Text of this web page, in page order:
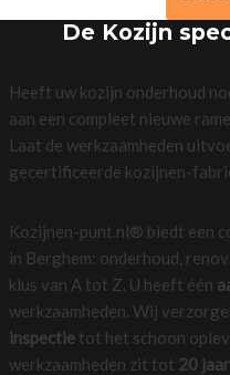
De Kozijn
Heeft uw kozijn onderhoud
aan een compleet nieuwe
Laat de werkzaamheden
gecertificeerde kozijnen-
Kozijnen-punt.nl® biedt een
in Berghem: onderhoud,
klus van A tot Z. U heeft één
werkzaamheden. Wij
inspectietot het schoon
werkzaamheden zit tot 20